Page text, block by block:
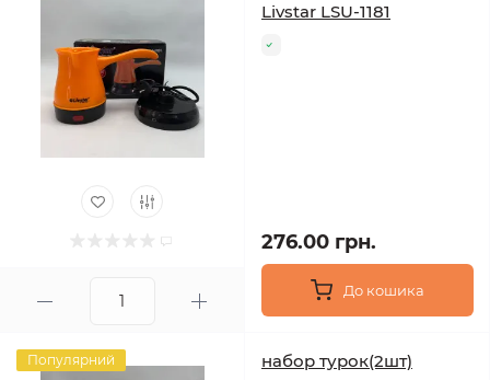
Livstar LSU-1181
276.00 грн.
До кошика
Популярний набор турок(2шт)